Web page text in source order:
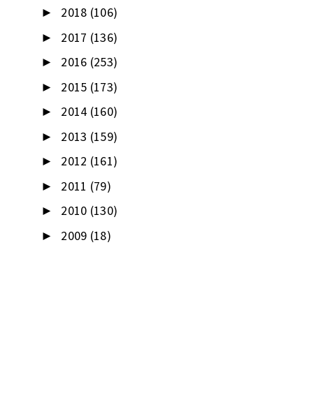
► 2018 (106)
► 2017 (136)
► 2016 (253)
► 2015 (173)
► 2014 (160)
► 2013 (159)
► 2012 (161)
► 2011 (79)
► 2010 (130)
► 2009 (18)